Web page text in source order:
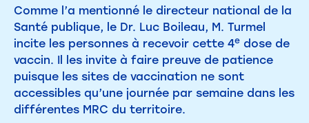
Comme l’a mentionné le directeur national de la
Santé publique, le Dr. Luc Boileau, M. Turmel
incite les personnes à recevoir cette 4e dose de
vaccin. Il les invite à faire preuve de patience
puisque les sites de vaccination ne sont
accessibles qu’une journée par semaine dans les
différentes MRC du territoire.